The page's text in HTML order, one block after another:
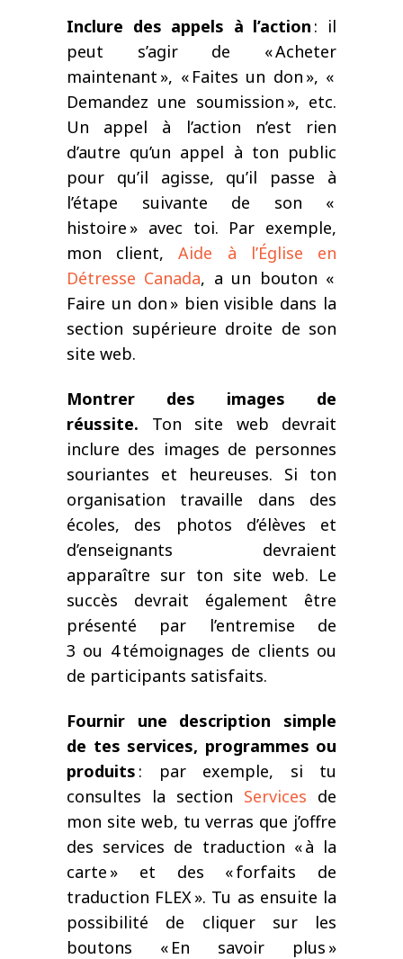
Inclure des appels à l’action : il
peut s’agir de «Acheter
maintenant », « Faites un don », «
Demandez une soumission », etc.
Un appel à l’action n’est rien
d’autre qu’un appel à ton public
pour qu’il agisse, qu’il passe à
l’étape suivante de son «
histoire » avec toi. Par exemple,
mon client,Aide à l’Église en
Détresse Canada, a un bouton «
Faire un don »bien visible dans la
section supérieure droite de son
site web.
Montrer des images de
réussite. Ton site web devrait
inclure des images de personnes
souriantes et heureuses. Si ton
organisation travaille dans des
écoles, des photos d’élèves et
d’enseignants devraient
apparaître sur ton site web. Le
succès devrait également être
présenté par l’entremise de
3 ou 4témoignages de clients ou
de participants satisfaits.
Fournir une description simple
de tes services, programmes ou
produits : par exemple, si tu
consultes la section Services de
mon site web, tu verras que j’offre
des services de traduction «à la
carte » et des «forfaits de
traduction FLEX ». Tu as ensuite la
possibilité de cliquer sur les
boutons « En savoir plus »